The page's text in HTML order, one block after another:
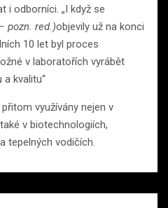
i odborníci. „I když se
pozn. red.)objevily už na konci
10 let byl proces
v laboratořích vyrábět
kvalitu“
využívány nejen v
v biotechnologiích,
tepelných vodičích.